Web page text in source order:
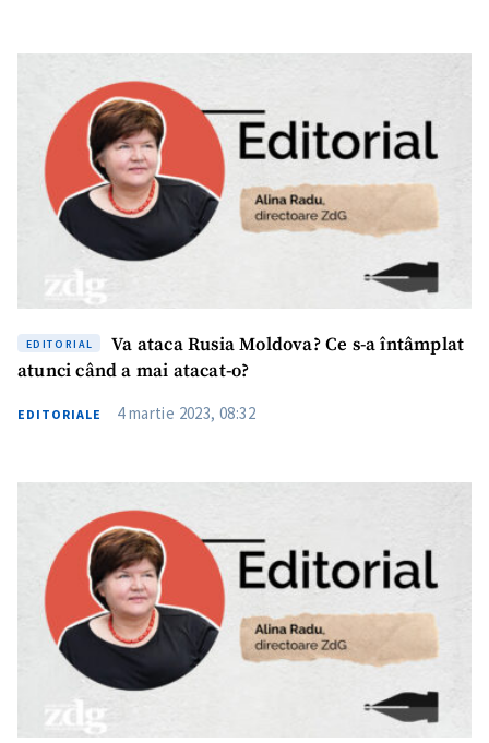
EDITORIAL
Va ataca Rusia Moldova? Ce s-a întâmplat
atunci când a mai atacat-o?
EDITORIALE 4 martie 2023, 08:32